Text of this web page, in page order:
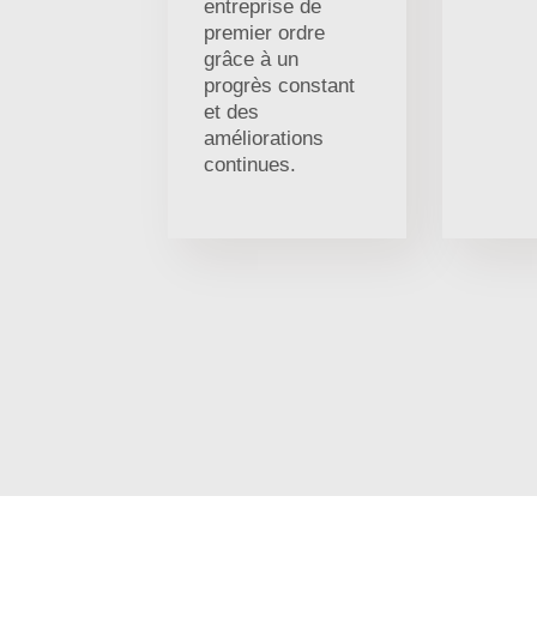
entreprise de
premier ordre
grâce à un
progrès constant
et des
améliorations
continues.